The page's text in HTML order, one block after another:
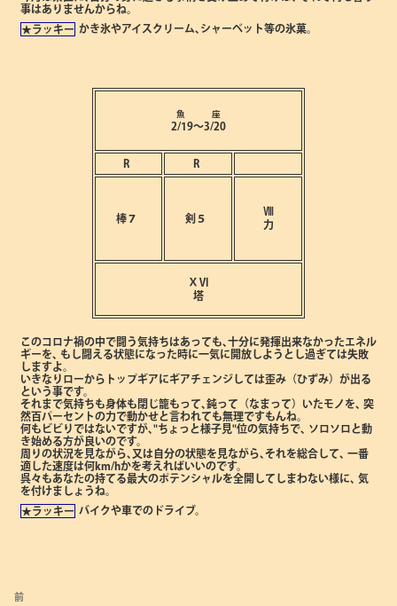
事はありませんからね。
★ラッキー かき氷やアイスクリーム､シャーベット等の氷菓。
魚 座
2/19～3/20
R R
棒７ 剣５
Ⅷ
力
ⅩⅥ
塔
このコロナ禍の中で闘う気持ちはあっても､十分に発揮出来なかったエネル
ギーを､
もし闘える状態になった時に一気に開放しようとし過ぎては失敗
しますよ。
いきなりローからトップギアにギアチェンジしては歪み（ひずみ）が出る
という事です。
それまで気持ちも身体も閉じ籠もって､鈍って（なまって）いたモノを､ 突
然百パーセントの力で動かせと言われても無理ですもんね。
何もビビりではないですが､"ちょっと様子見"位の気持ちで､
ソロソロと動
き始める方が良いのです。
周りの状況を見ながら､又は自分の状態を見ながら､それを総合して､ 一番
適した速度は何km/hかを考えればいいのです。
呉々もあなたの持てる最大のポテンシャルを全開してしまわない様に､ 気
を付けましょうね。
★ラッキー バイクや車でのドライブ。
前
前